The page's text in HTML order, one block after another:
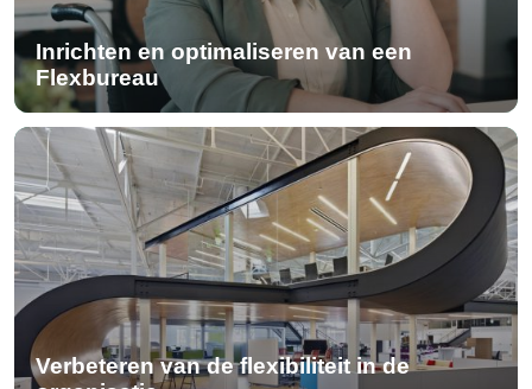
Inrichten en optimaliseren van een
Flexbureau
Verbeteren van de flexibiliteit in de